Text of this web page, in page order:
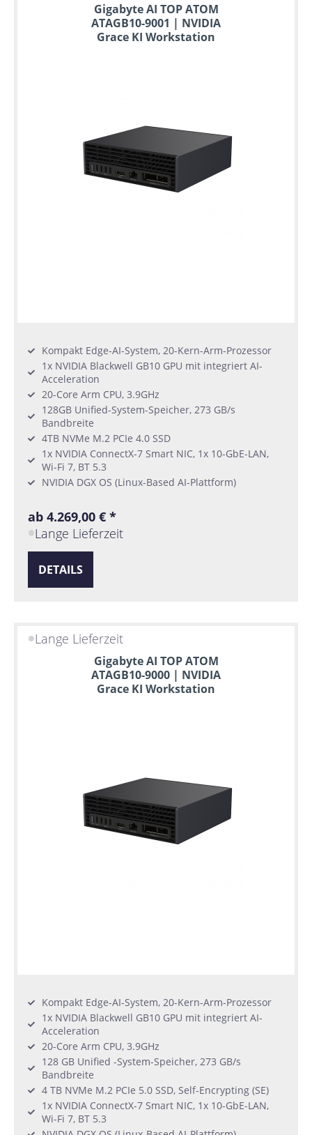
Gigabyte AI TOP ATOM
ATAGB10-9001 | NVIDIA
Grace KI Workstation
Kompakt Edge-AI-System, 20-Kern-Arm-Prozessor
1x NVIDIA Blackwell GB10 GPU mit integriert AI-
Acceleration
20-Core Arm CPU, 3.9GHz
128GB Unified-System-Speicher, 273 GB/s
Bandbreite
4TB NVMe M.2 PCIe 4.0 SSD
1x NVIDIA ConnectX-7 Smart NIC, 1x 10-GbE-LAN,
Wi-Fi 7, BT 5.3
NVIDIA DGX OS (Linux-Based AI-Plattform)
ab 4.269,00 € *
Lange Lieferzeit
DETAILS
Lange Lieferzeit
Gigabyte AI TOP ATOM
ATAGB10-9000 | NVIDIA
Grace KI Workstation
Kompakt Edge-AI-System, 20-Kern-Arm-Prozessor
1x NVIDIA Blackwell GB10 GPU mit integriert AI-
Acceleration
20-Core Arm CPU, 3.9GHz
128 GB Unified -System-Speicher, 273 GB/s
Bandbreite
4 TB NVMe M.2 PCIe 5.0 SSD, Self-Encrypting (SE)
1x NVIDIA ConnectX-7 Smart NIC, 1x 10-GbE-LAN,
Wi-Fi 7, BT 5.3